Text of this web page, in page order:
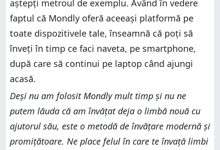
aștepți metroul de exemplu. Având în vedere
faptul că Mondly oferă aceeași platformă pe
toate dispozitivele tale, înseamnă că poți să
înveți în timp ce faci naveta, pe smartphone,
după care să continui pe laptop când ajungi
acasă.
Deși nu am folosit Mondly mult timp și nu ne
putem lăuda că am învățat deja o limbă nouă cu
ajutorul său, este o metodă de învățare modernă și
promițătoare. Ne place felul în care te învață limbi